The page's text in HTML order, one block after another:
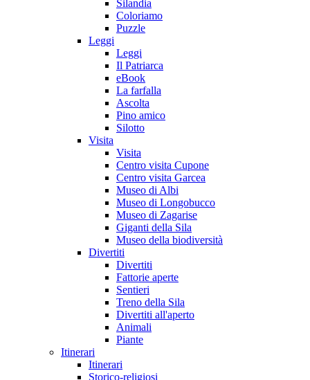
Silandia
Coloriamo
Puzzle
Leggi
Leggi
Il Patriarca
eBook
La farfalla
Ascolta
Pino amico
Silotto
Visita
Visita
Centro visita Cupone
Centro visita Garcea
Museo di Albi
Museo di Longobucco
Museo di Zagarise
Giganti della Sila
Museo della biodiversità
Divertiti
Divertiti
Fattorie aperte
Sentieri
Treno della Sila
Divertiti all'aperto
Animali
Piante
Itinerari
Itinerari
Storico-religiosi